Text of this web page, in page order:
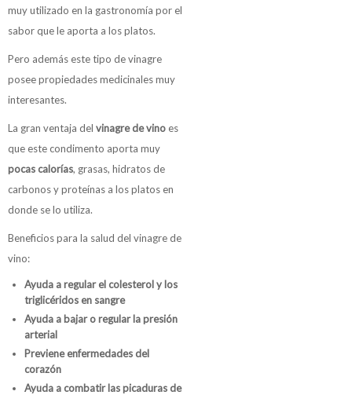
muy utilizado en la gastronomía por el
sabor que le aporta a los platos.
Pero además este tipo de vinagre
posee propiedades medicinales muy
interesantes.
La gran ventaja del vinagre de vino es
que este condimento aporta muy
pocas calorías, grasas, hidratos de
carbonos y proteínas a los platos en
donde se lo utiliza.
Beneficios para la salud del vinagre de
vino:
Ayuda a regular el colesterol y los
triglicéridos en sangre
Ayuda a bajar o regular la presión
arterial
Previene enfermedades del
corazón
Ayuda a combatir las picaduras de